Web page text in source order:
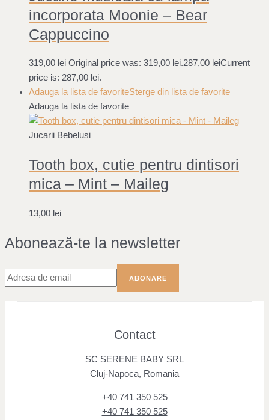
incorporata Moonie – Bear
Cappuccino
319,00lei Original price was: 319,00 lei.287,00 leiCurrent
price is: 287,00 lei.
Adauga la lista de favoriteSterge din lista de favorite
Adauga la lista de favorite
Jucarii Bebelusi
Tooth box, cutie pentru dintisori
mica – Mint – Maileg
13,00 lei
Abonează-te la newsletter
Contact
SC SERENE BABY SRL
Cluj-Napoca, Romania
+40 741 350 525
+40 741 350 525